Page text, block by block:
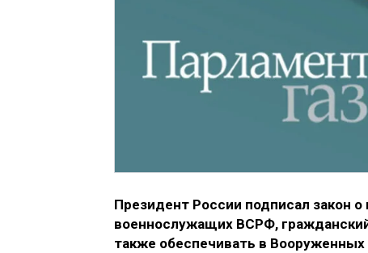
Президент России подписал закон
военнослужащих ВСРФ,
также обеспечивать в Вооруженных